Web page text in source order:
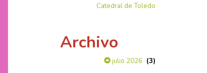
Catedral de Toledo
Archivo
julio 2026 (3)